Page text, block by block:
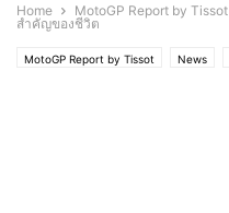
Home MotoGP Report by Tissot
สำคัญของชีวิต
MotoGP Report by Tissot News